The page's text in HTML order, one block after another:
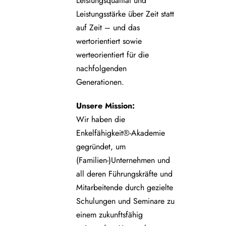
Leistungsstärke über Zeit statt
auf Zeit – und das
wertorientiert sowie
werteorientiert für die
nachfolgenden
Generationen.
Unsere Mission:
Wir haben die
Enkelfähigkeit®-Akademie
gegründet, um
(Familien-)Unternehmen und
all deren Führungskräfte und
Mitarbeitende durch gezielte
Schulungen und Seminare zu
einem zukunftsfähig